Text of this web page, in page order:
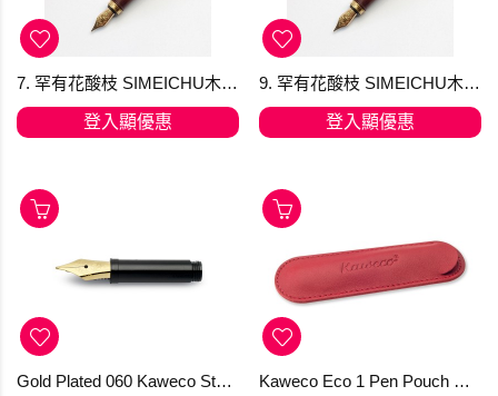
7. 罕有花酸枝 SIMEICHU木製鋼筆 Schmidt F尖 (現貨) 最後貨存
登入顯優惠
9. 罕有花酸枝 SIMEICHU木製鋼筆 Schmidt F尖 (現貨) 最後貨存
登入顯優惠
Gold Plated 060 Kaweco Steel Nib with thread Kaweco Eco 1 Pen Pouch Chilli Pepper for SPORT